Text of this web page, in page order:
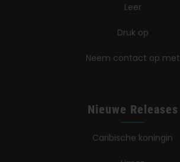
Leer
Druk op
Neem contact op met
Nieuwe Releases
Caribische koningin